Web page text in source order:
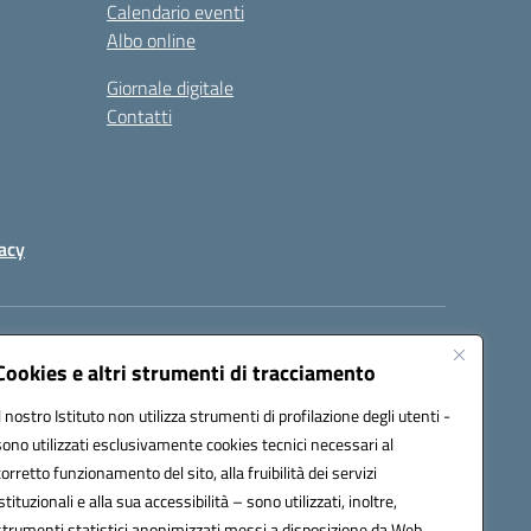
e altri strumenti di tracciamento
nostro Istituto non utilizza strumenti di profilazione degli utenti -
utilizzati esclusivamente cookies tecnici necessari al
funzionamento del sito, alla fruibilità dei servizi
e alla sua accessibilità – sono utilizzati, inoltre,
Calendario eventi
Albo online
Giornale digitale
Contatti
certificata (PEC): peic82000d@pec.istruzione.it